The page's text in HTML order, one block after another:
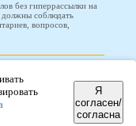
без гиперрассылки на
должны соблюдать
вопросов,
ООО "Проводник"
Я
согласен/
согласна